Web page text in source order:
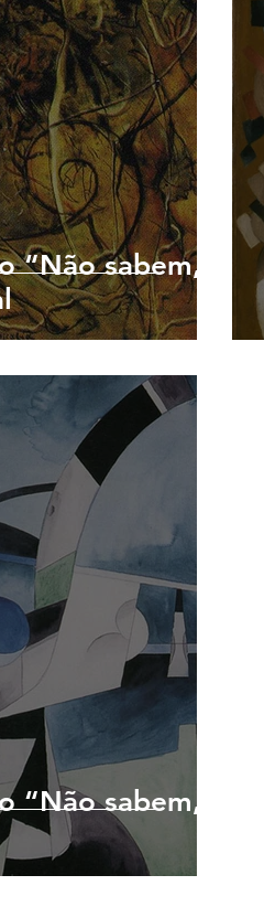
“Não sabem,
“Não sabem,